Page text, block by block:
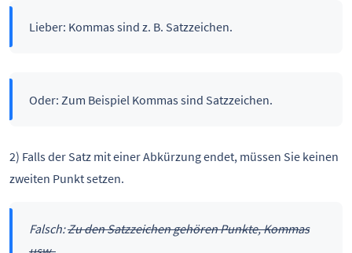
Lieber: Kommas sind z. B. Satzzeichen.
Oder: Zum Beispiel Kommas sind Satzzeichen.
2) Falls der Satz mit einer Abkürzung endet, müssen Sie keinen
zweiten Punkt setzen.
Falsch:Zu den Satzzeichen gehören Punkte, Kommas